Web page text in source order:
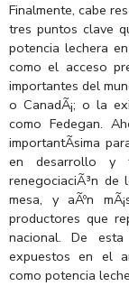
Finalmente, cabe
tres puntos clave
potencia lechera
como el acceso
importantes del
o CanadÃ¡; o la
como Fedegan.
importantÃ­sima
en desarrollo y
renegociaciÃ³n
mesa, y aÃºn
productores que
nacional. De
expuestos en el
como potencia